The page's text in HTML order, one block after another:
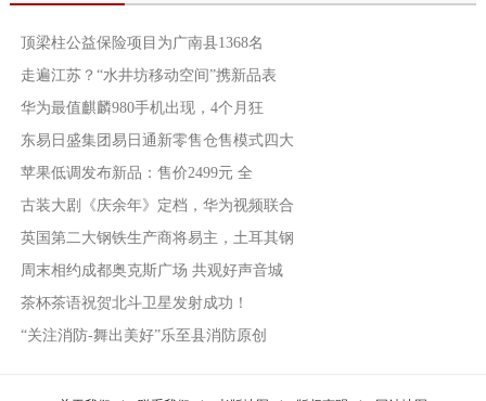
顶梁柱公益保险项目为广南县1368名
走遍江苏？“水井坊移动空间”携新品表
华为最值麒麟980手机出现，4个月狂
东易日盛集团易日通新零售仓售模式四大
苹果低调发布新品：售价2499元 全
古装大剧《庆余年》定档，华为视频联合
英国第二大钢铁生产商将易主，土耳其钢
周末相约成都奥克斯广场 共观好声音城
茶杯茶语祝贺北斗卫星发射成功！
“关注消防-舞出美好”乐至县消防原创